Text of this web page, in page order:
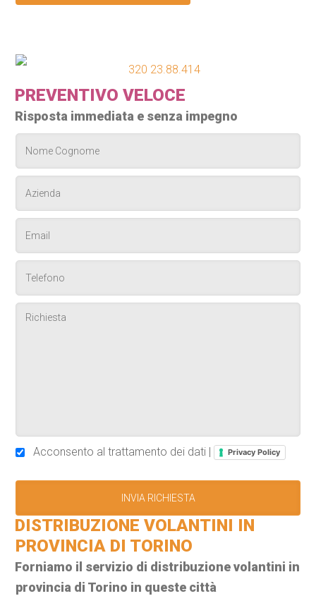
320 23.88.414
PREVENTIVO VELOCE
Risposta immediata e senza impegno
Acconsento al trattamento dei dati | Privacy Policy
DISTRIBUZIONE VOLANTINI IN
PROVINCIA DI TORINO
Forniamo il servizio di distribuzione volantini in
provincia di Torino in queste città